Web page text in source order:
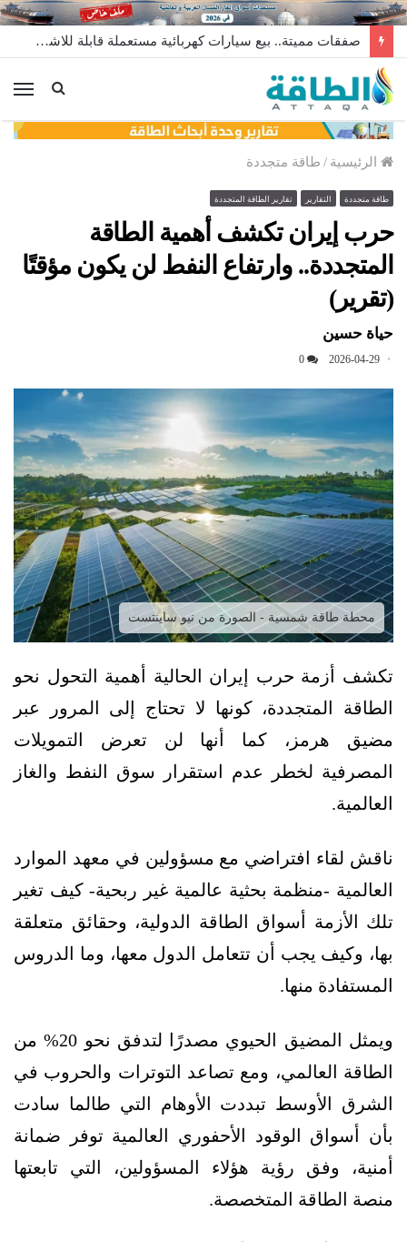
لأول مرة عالميًا.. منصة طاقة رياح عائمة بنظام الشد (فيديو)
الرئيسية / طاقة متجددة
طاقة متجددة التقارير تقارير الطاقة المتجددة
حرب إيران تكشف أهمية الطاقة
المتجددة.. وارتفاع النفط لن يكون مؤقتًا
(تقرير)
حياة حسين
2026-04-29
0
محطة طاقة شمسية - الصورة من نيو ساينتست
تكشف أزمة حرب إيران الحالية أهمية التحول نحو
الطاقة المتجددة، كونها لا تحتاج إلى المرور عبر
مضيق هرمز، كما أنها لن تعرض التمويلات
المصرفية لخطر عدم استقرار سوق النفط والغاز
العالمية.
ناقش لقاء افتراضي مع مسؤولين في معهد الموارد
العالمية -منظمة بحثية عالمية غير ربحية- كيف تغير
تلك الأزمة أسواق الطاقة الدولية، وحقائق متعلقة
بها، وكيف يجب أن تتعامل الدول معها، وما الدروس
المستفادة منها.
ويمثل المضيق الحيوي مصدرًا لتدفق نحو 20% من
الطاقة العالمي، ومع تصاعد التوترات والحروب في
الشرق الأوسط تبددت الأوهام التي طالما سادت
بأن أسواق الوقود الأحفوري العالمية توفر ضمانة
أمنية، وفق رؤية هؤلاء المسؤولين، التي تابعتها
منصة الطاقة المتخصصة.